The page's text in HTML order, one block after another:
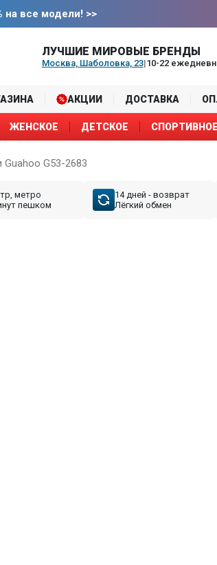
на все модели! >>
ЛУЧШИЕ МИРОВЫЕ БРЕНДЫ
Москва, Шаболовка, 23|10-22
АКЦИИ ДОСТАВКА
ЖЕНСКОЕ ДЕТСКОЕ СПОРТИВНОЕ
Guahoo G53-2683
метро
пешком
14 дней - возврат
Лёгкий обмен